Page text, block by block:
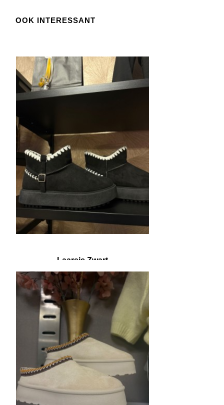
OOK INTERESSANT
Laarsje Zwart
€ 10,00 € 24,95